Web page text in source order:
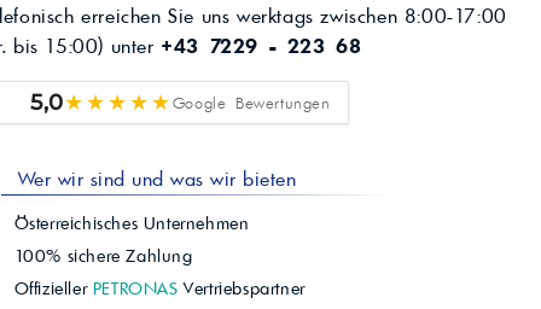
erreichen Sie uns werktags zwischen 8:00-17:00
bis 15:00) unter +43 7229 - 223 68
5,0★★★★★Google Bewertungen
Wer wir sind und was wir bieten
Österreichisches Unternehmen
100% sichere Zahlung
Offizieller PETRONAS Vertriebspartner